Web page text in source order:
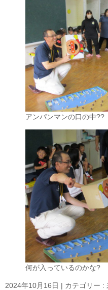
アンパンマンの口の中??
何が入っているのかな?
2024年10月16日 | カテゴリー :